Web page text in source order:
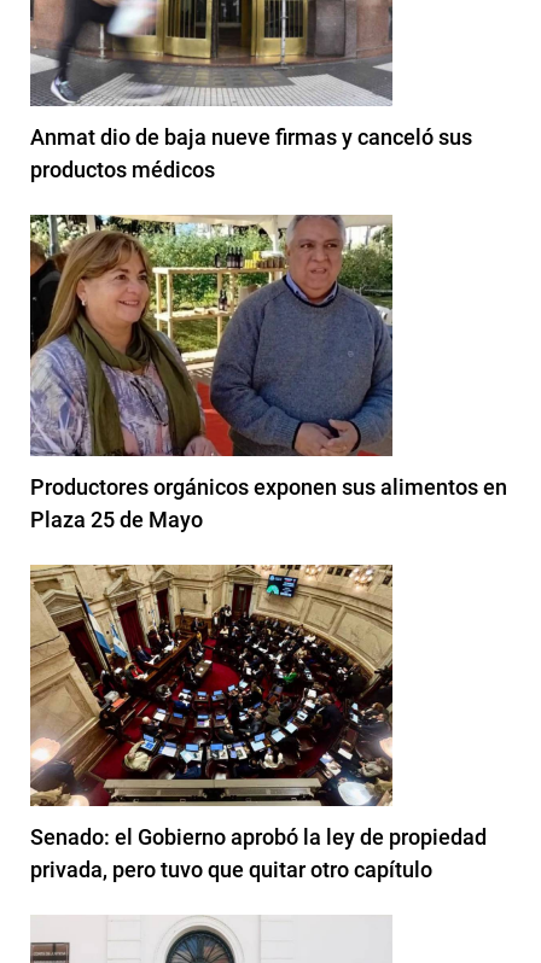
Anmat dio de baja nueve firmas y canceló sus
productos médicos
Productores orgánicos exponen sus alimentos en
Plaza 25 de Mayo
Senado: el Gobierno aprobó la ley de propiedad
privada, pero tuvo que quitar otro capítulo